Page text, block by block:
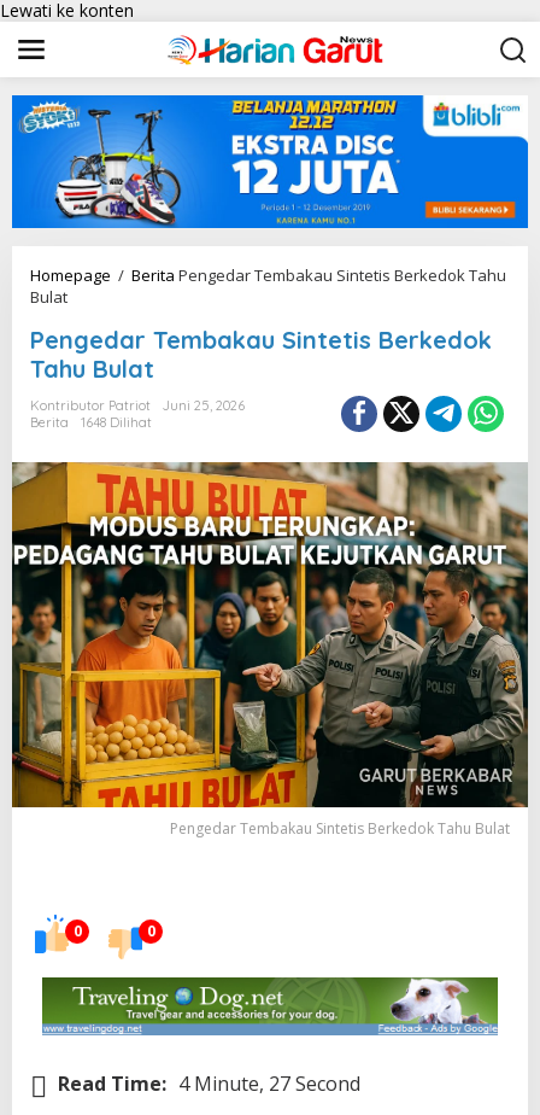
Lewati ke konten
Homepage / Berita Pengedar Tembakau Sintetis Berkedok Tahu
Bulat
Pengedar Tembakau Sintetis Berkedok
Tahu Bulat
Kontributor Patriot
Juni 25, 2026
Berita
1648 Dilihat
Pengedar Tembakau Sintetis Berkedok Tahu Bulat
0 0
Read Time: 4 Minute, 27 Second